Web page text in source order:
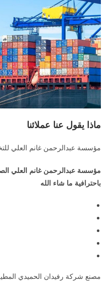
ماذا يقول عنا عملائنا
مؤسسة عبدالرحمن غانم العلي
مؤسسة عبدالرحمن غانم العلي
باحترافية ما شاء الله
مصنع شركة رفيدان الحميدي